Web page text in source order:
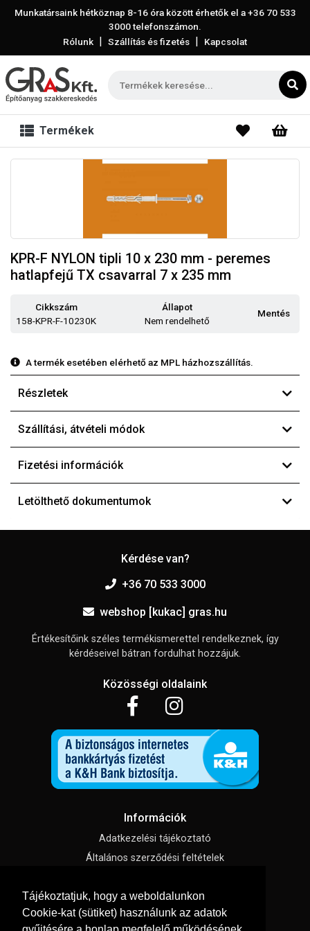
Tájékoztatjuk, hogy a weboldalunkon
Cookie-kat (sütiket) használunk az adatok
Munkatársaink hétköznap 8-16 óra között érhetők el a+36 70 533
3000telefonszámon.
Rólunk | Szállítás és fizetés | Kapcsolat
Termékek
KPR-F NYLON tipli 10 x 230 mm - peremes
hatlapfejű TX csavarral 7 x 235 mm
Cikkszám
158-KPR-F-10230K
Állapot
Nem rendelhető
Mentés
A termék esetében elérhető az MPL házhozszállítás.
Részletek
Szállítási, átvételi módok
Fizetési információk
Letölthető dokumentumok
Kérdése van?
+36 70 533 3000
webshop [kukac] gras.hu
Értékesítőink széles termékismerettel rendelkeznek, így
kérdéseivel bátran fordulhat hozzájuk.
Közösségi oldalaink
Információk
Adatkezelési tájékoztató
Általános szerződési feltételek
Süti beállítások